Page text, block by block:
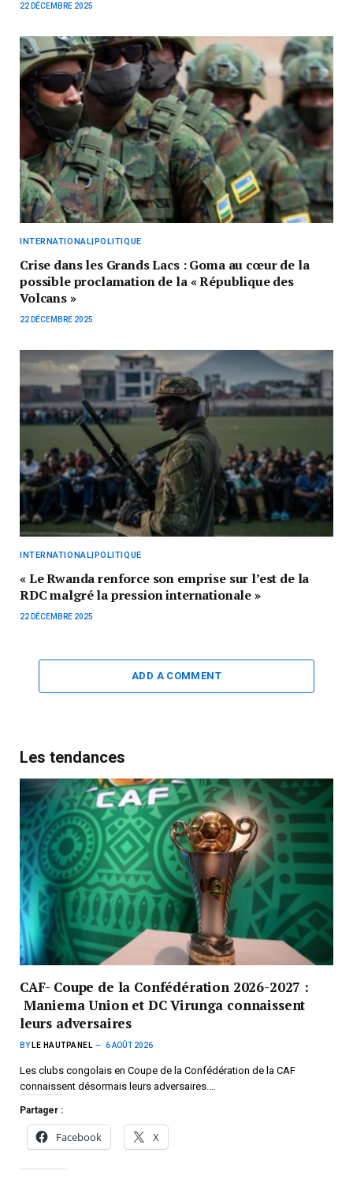
22 DÉCEMBRE 2025
INTERNATIONAL|POLITIQUE
Crise dans les Grands Lacs : Goma au cœur de la
possible proclamation de la « République des
Volcans »
22 DÉCEMBRE 2025
INTERNATIONAL|POLITIQUE
« Le Rwanda renforce son emprise sur l’est de la
RDC malgré la pression internationale »
22 DÉCEMBRE 2025
ADD A COMMENT
Les tendances
CAF- Coupe de la Confédération 2026-2027 :
Maniema Union et DC Virunga connaissent
leurs adversaires
BY LE HAUTPANEL 6 AOÛT 2026
Les clubs congolais en Coupe de la Confédération de la CAF
connaissent désormais leurs adversaires.…
Partager :
Facebook X